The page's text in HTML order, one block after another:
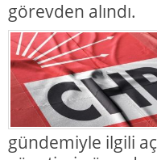
görevden alındı.
gündemiyle ilgili